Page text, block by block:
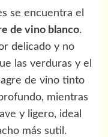
se encuentra el
de vino blanco.
delicado y no
las verduras y el
de vino tinto
mientras
y ligero, ideal
más sutil.